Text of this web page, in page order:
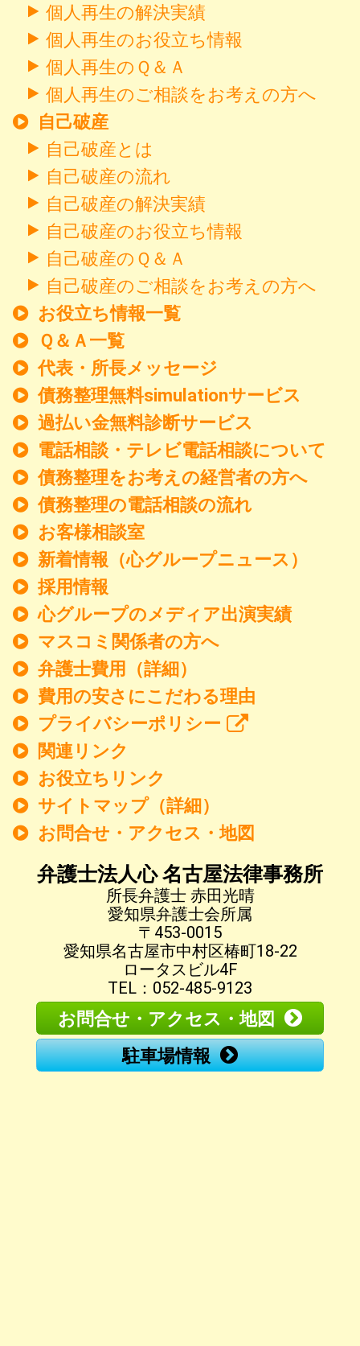
個人再生の解決実績
個人再生のお役立ち情報
個人再生のＱ＆Ａ
個人再生のご相談をお考えの方へ
自己破産
自己破産とは
自己破産の流れ
自己破産の解決実績
自己破産のお役立ち情報
自己破産のＱ＆Ａ
自己破産のご相談をお考えの方へ
お役立ち情報一覧
Ｑ＆Ａ一覧
代表・所長メッセージ
債務整理無料simulationサービス
過払い金無料診断サービス
電話相談・テレビ電話相談について
債務整理をお考えの経営者の方へ
債務整理の電話相談の流れ
お客様相談室
新着情報 （心グループニュース）
採用情報
心グループのメディア出演実績
マスコミ関係者の方へ
弁護士費用（詳細）
費用の安さにこだわる理由
プライバシーポリシー
関連リンク
お役立ちリンク
サイトマップ（詳細）
お問合せ・アクセス・地図
弁護士法人心 名古屋法律事務所
所長弁護士 赤田光晴
愛知県弁護士会所属
〒453-0015
愛知県名古屋市中村区椿町18-22
ロータスビル4F
TEL：052-485-9123
お問合せ・アクセス・地図
駐車場情報